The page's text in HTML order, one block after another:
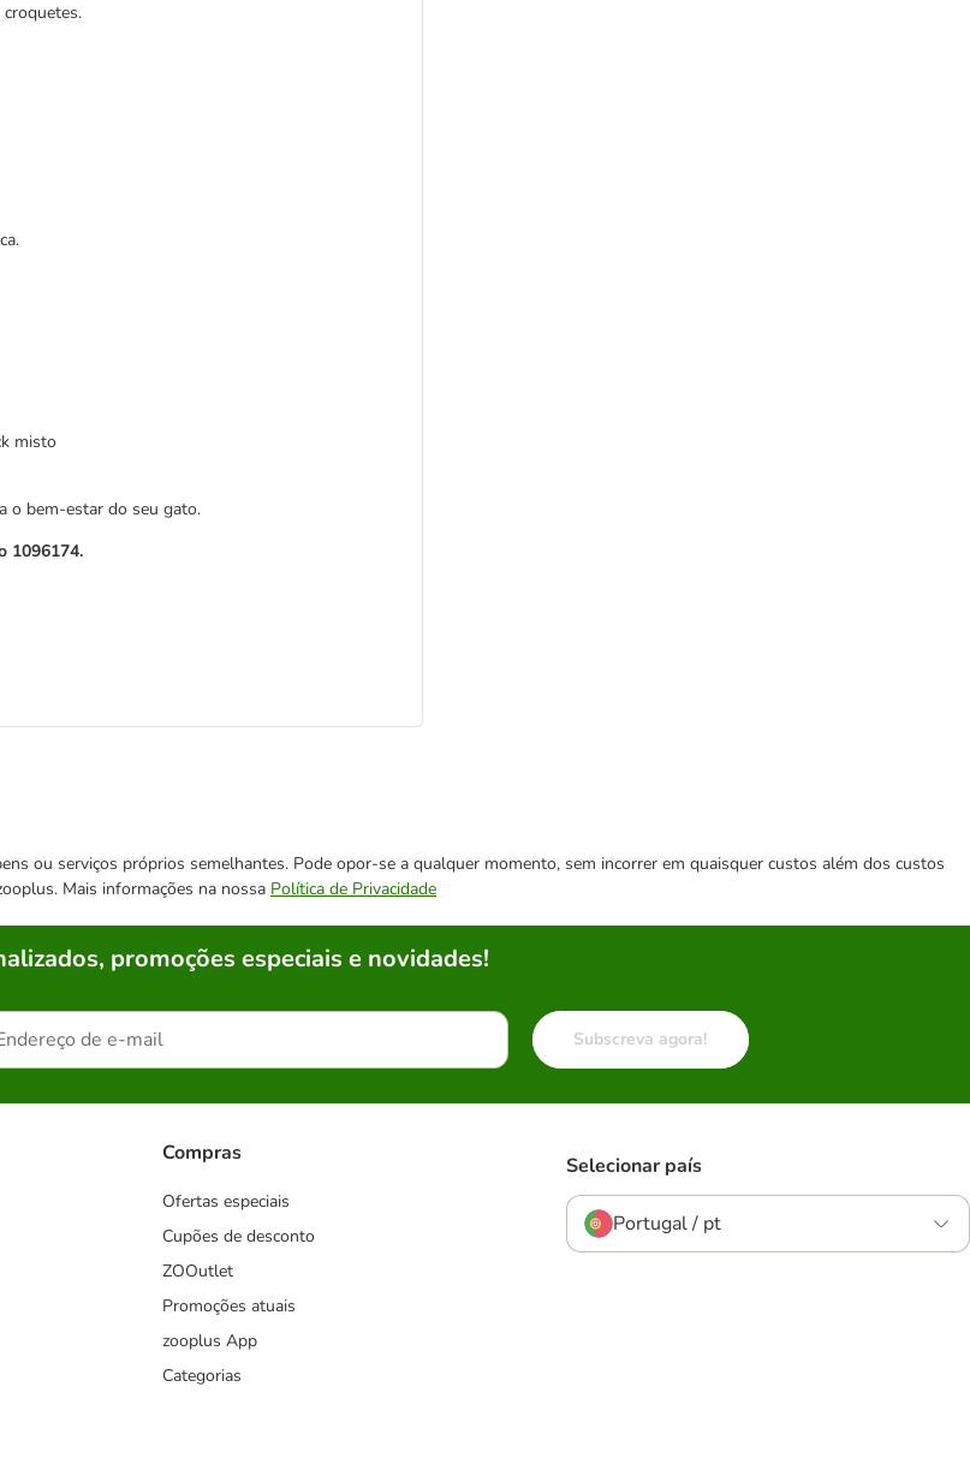
misto
o bem-estar do seu gato.
1096174.
ou serviços próprios semelhantes. Pode opor-se a qualquer momento, sem incorrer em quaisquer custos além dos custos
Mais informações na nossa Política de Privacidade
promoções especiais e novidades!
Subscreva agora!
Compras
Ofertas especiais
Cupões de desconto
ZOOutlet
Promoções atuais
zooplus App
Categorias
Selecionar país
Portugal / pt